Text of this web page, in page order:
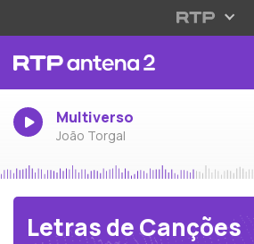
Multiverso
João Torgal
Letras de Canções